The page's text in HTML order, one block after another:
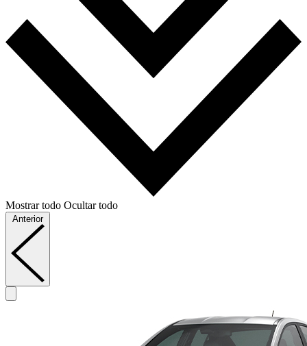
Mostrar todo Ocultar todo
Anterior